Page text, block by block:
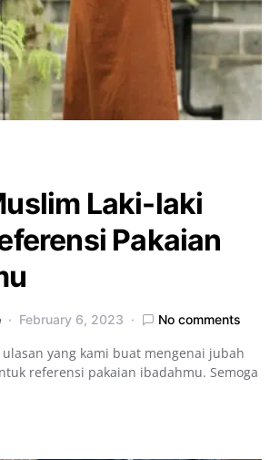
Laki-laki
Pakaian
February 6, 2023 No comments
yang kami buat mengenai jubah
referensi pakaian ibadahmu. Semoga